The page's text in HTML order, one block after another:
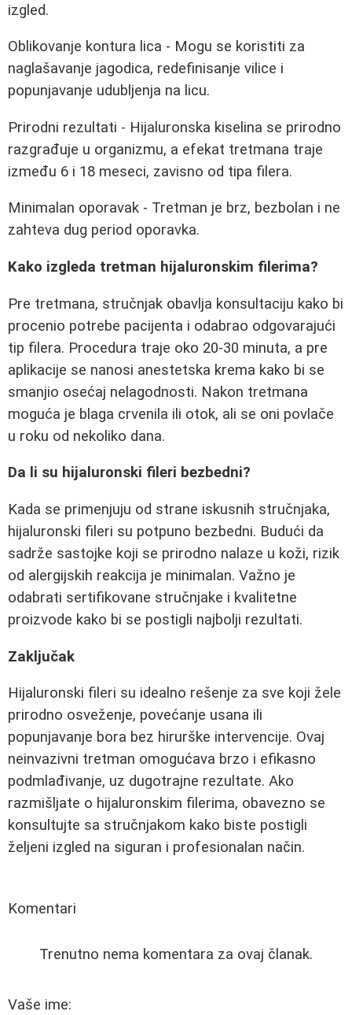
izgled.
Oblikovanje kontura lica - Mogu se koristiti za
naglašavanje jagodica, redefinisanje vilice i
popunjavanje udubljenja na licu.
Prirodni rezultati - Hijaluronska kiselina se prirodno
razgrađuje u organizmu, a efekat tretmana traje
između 6 i 18 meseci, zavisno od tipa filera.
Minimalan oporavak - Tretman je brz, bezbolan i ne
zahteva dug period oporavka.
Kako izgleda tretman hijaluronskim filerima?
Pre tretmana, stručnjak obavlja konsultaciju kako bi
procenio potrebe pacijenta i odabrao odgovarajući
tip filera. Procedura traje oko 20-30 minuta, a pre
aplikacije se nanosi anestetska krema kako bi se
smanjio osećaj nelagodnosti. Nakon tretmana
moguća je blaga crvenila ili otok, ali se oni povlače
u roku od nekoliko dana.
Da li su hijaluronski fileri bezbedni?
Kada se primenjuju od strane iskusnih stručnjaka,
hijaluronski fileri su potpuno bezbedni. Budući da
sadrže sastojke koji se prirodno nalaze u koži, rizik
od alergijskih reakcija je minimalan. Važno je
odabrati sertifikovane stručnjake i kvalitetne
proizvode kako bi se postigli najbolji rezultati.
Zaključak
Hijaluronski fileri su idealno rešenje za sve koji žele
prirodno osveženje, povećanje usana ili
popunjavanje bora bez hirurške intervencije. Ovaj
neinvazivni tretman omogućava brzo i efikasno
podmlađivanje, uz dugotrajne rezultate. Ako
razmišljate o hijaluronskim filerima, obavezno se
konsultujte sa stručnjakom kako biste postigli
željeni izgled na siguran i profesionalan način.
Komentari
Trenutno nema komentara za ovaj članak.
Vaše ime: